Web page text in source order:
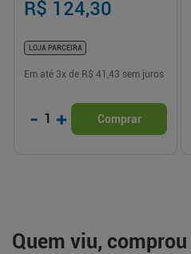
R$ 124,30
LOJA PARCEIRA
Em até 3x de R$ 41,43 sem juros
- 1 + Comprar
Quem viu, comprou